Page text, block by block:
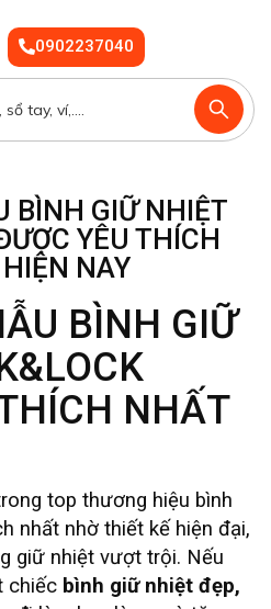
0902237040
BÌNH GIỮ NHIỆT
YÊU THÍCH
NAY
BÌNH GIỮ
NHẤT
top thương hiệu bình
nhất nhờ thiết kế hiện đại,
giữ nhiệt vượt trội. Nếu
chiếc bình giữ nhiệt đẹp,